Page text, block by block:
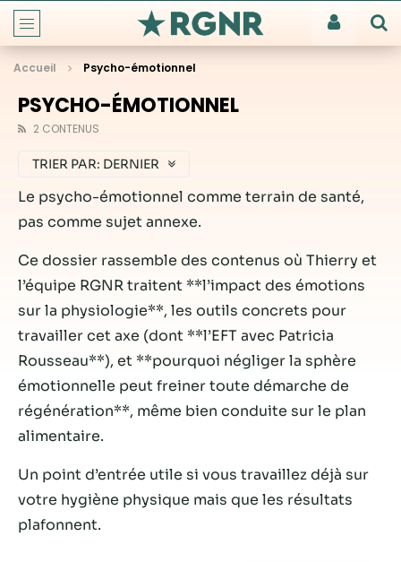
Accueil Psycho-émotionnel
PSYCHO-ÉMOTIONNEL
2 CONTENUS
TRIER PAR: DERNIER
Le psycho-émotionnel comme terrain de santé,
pas comme sujet annexe.
Ce dossier rassemble des contenus où Thierry et
l’équipe RGNR traitent **l’impact des émotions
sur la physiologie**, les outils concrets pour
travailler cet axe (dont **l’EFT avec Patricia
Rousseau**), et **pourquoi négliger la sphère
émotionnelle peut freiner toute démarche de
régénération**, même bien conduite sur le plan
alimentaire.
Un point d’entrée utile si vous travaillez déjà sur
votre hygiène physique mais que les résultats
plafonnent.